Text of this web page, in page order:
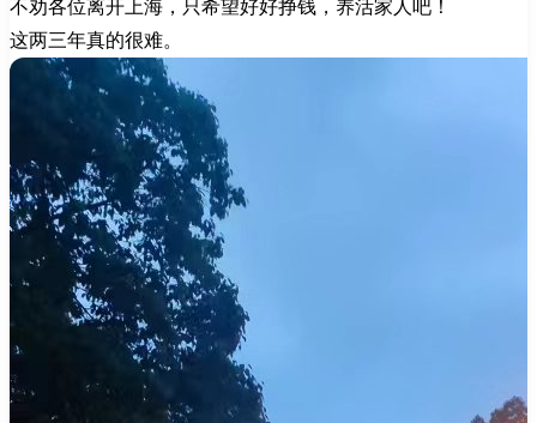
不劝各位离开上海，只希望好好挣钱，养活家人吧！
这两三年真的很难。